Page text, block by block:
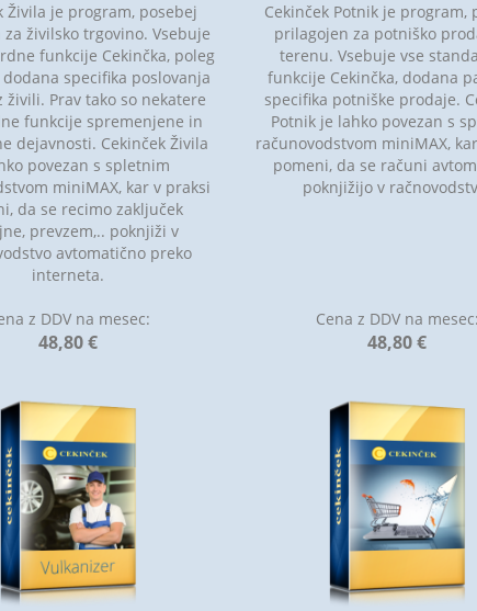
Živila je program, posebej
živilsko trgovino. Vsebuje
funkcije Cekinčka, poleg
specifika poslovanja
živili. Prav tako so nekatere
funkcije spremenjene in
dejavnosti. Cekinček Živila
povezan s spletnim
miniMAX, kar v praksi
da se recimo zaključek
prevzem,.. poknjiži v
avtomatično preko
interneta.
z DDV na mesec:
48,80 €
Cekinček Potnik je program,
prilagojen za potniško
terenu. Vsebuje vse
funkcije Cekinčka, dodana
specifika potniške prodaje.
Potnik je lahko povezan s
računovodstvom miniMAX,
pomeni, da se računi
poknjižijo v
Cena z DDV na mesec:
48,80 €